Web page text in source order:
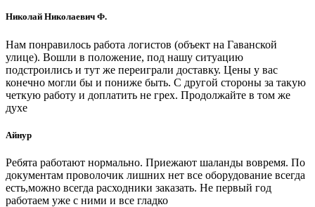
Николай Николаевич Ф.
Нам понравилось работа логистов (объект на Гаванской
улице). Вошли в положение, под нашу ситуацию
подстроились и тут же переиграли доставку. Цены у вас
конечно могли бы и пониже быть. С другой стороны за такую
четкую работу и доплатить не грех. Продолжайте в том же
духе
Айнур
Ребята работают нормально. Приежают шаланды вовремя. По
документам проволочик лишних нет все оборудование всегда
есть,можно всегда расходники заказать. Не первый год
работаем уже с ними и все гладко